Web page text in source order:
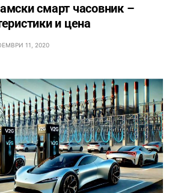
смарт часовник –
и цена
11, 2020